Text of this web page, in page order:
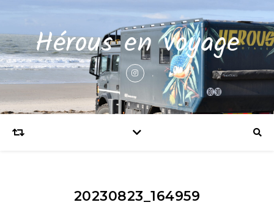
Hérous en voyage
20230823_164959